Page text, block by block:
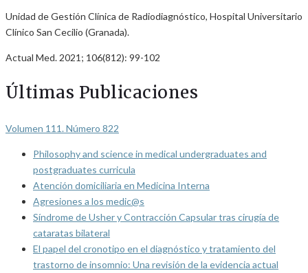
Unidad de Gestión Clínica de Radiodiagnóstico, Hospital Universitario
Clínico San Cecilio (Granada).
Actual Med. 2021; 106(812): 99-102
Últimas Publicaciones
Volumen 111. Número 822
Philosophy and science in medical undergraduates and
postgraduates curricula
Atención domiciliaria en Medicina Interna
Agresiones a los medic@s
Síndrome de Usher y Contracción Capsular tras cirugía de
cataratas bilateral
El papel del cronotipo en el diagnóstico y tratamiento del
trastorno de insomnio: Una revisión de la evidencia actual